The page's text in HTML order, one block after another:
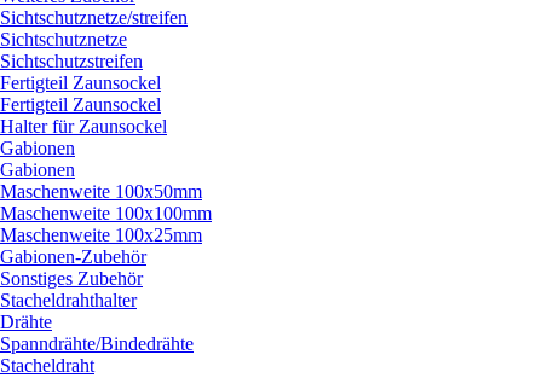
Sichtschutznetze/streifen
Sichtschutznetze
Sichtschutzstreifen
Fertigteil Zaunsockel
Fertigteil Zaunsockel
Halter für Zaunsockel
Gabionen
Gabionen
Maschenweite 100x50mm
Maschenweite 100x100mm
Maschenweite 100x25mm
Gabionen-Zubehör
Sonstiges Zubehör
Stacheldrahthalter
Drähte
Spanndrähte/Bindedrähte
Stacheldraht